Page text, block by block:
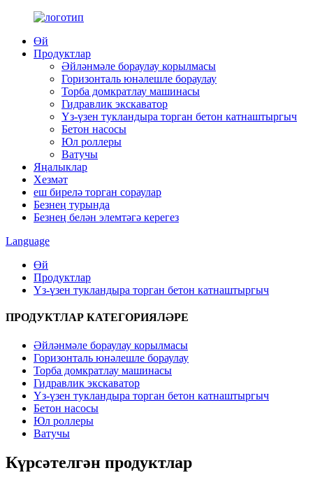
Өй
Продуктлар
Әйләнмәле бораулау корылмасы
Горизонталь юнәлешле бораулау
Торба домкратлау машинасы
Гидравлик экскаватор
Үз-үзен тукландыра торган бетон катнаштыргыч
Бетон насосы
Юл роллеры
Ватучы
Яңалыклар
Хезмәт
еш бирелә торган сораулар
Безнең турында
Безнең белән элемтәгә керегез
Language
Өй
Продуктлар
Үз-үзен тукландыра торган бетон катнаштыргыч
ПРОДУКТЛАР КАТЕГОРИЯЛӘРЕ
Әйләнмәле бораулау корылмасы
Горизонталь юнәлешле бораулау
Торба домкратлау машинасы
Гидравлик экскаватор
Үз-үзен тукландыра торган бетон катнаштыргыч
Бетон насосы
Юл роллеры
Ватучы
Күрсәтелгән продуктлар